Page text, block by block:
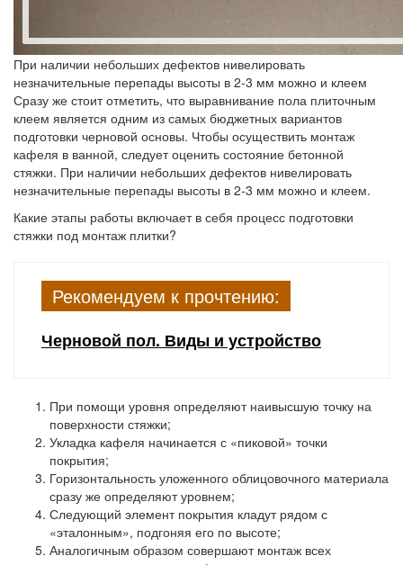
При наличии небольших дефектов нивелировать
незначительные перепады высоты в 2-3 мм можно и клеем
Сразу же стоит отметить, что выравнивание пола плиточным
клеем является одним из самых бюджетных вариантов
подготовки черновой основы. Чтобы осуществить монтаж
кафеля в ванной, следует оценить состояние бетонной
стяжки. При наличии небольших дефектов нивелировать
незначительные перепады высоты в 2-3 мм можно и клеем.
Какие этапы работы включает в себя процесс подготовки
стяжки под монтаж плитки?
Рекомендуем к прочтению:
Черновой пол. Виды и устройство
При помощи уровня определяют наивысшую точку на
поверхности стяжки;
Укладка кафеля начинается с «пиковой» точки
покрытия;
Горизонтальность уложенного облицовочного материала
сразу же определяют уровнем;
Следующий элемент покрытия кладут рядом с
«эталонным», подгоняя его по высоте;
Аналогичным образом совершают монтаж всех